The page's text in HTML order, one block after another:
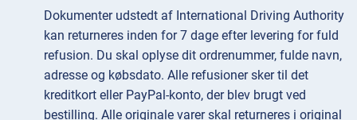
Dokumenter udstedt af International Driving Authority
kan returneres inden for 7 dage efter levering for fuld
refusion. Du skal oplyse dit ordrenummer, fulde navn,
adresse og købsdato. Alle refusioner sker til det
kreditkort eller PayPal-konto, der blev brugt ved
bestilling. Alle originale varer skal returneres i original